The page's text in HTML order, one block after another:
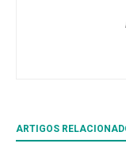
ARTIGOS